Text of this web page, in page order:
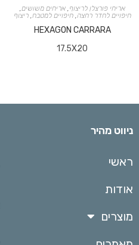
אריחי פורצלן לריצוף,אריחים משושים,
חיפויים לחדר רחצה,חיפויים למטבח,ריצוף
HEXAGON CARRARA
17.5X20
ניווט מהיר
ראשי
אודות
מוצרים